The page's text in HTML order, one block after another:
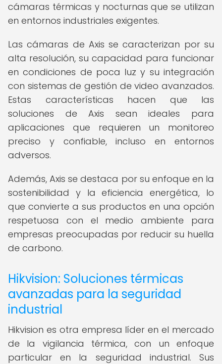
cámaras térmicas y nocturnas que se utilizan
en entornos industriales exigentes.
Las cámaras de Axis se caracterizan por su
alta resolución, su capacidad para funcionar
en condiciones de poca luz y su integración
con sistemas de gestión de video avanzados.
Estas características hacen que las
soluciones de Axis sean ideales para
aplicaciones que requieren un monitoreo
preciso y confiable, incluso en entornos
adversos.
Además, Axis se destaca por su enfoque en la
sostenibilidad y la eficiencia energética, lo
que convierte a sus productos en una opción
respetuosa con el medio ambiente para
empresas preocupadas por reducir su huella
de carbono.
Hikvision: Soluciones térmicas
avanzadas para la seguridad
industrial
Hikvision es otra empresa líder en el mercado
de la vigilancia térmica, con un enfoque
particular en la seguridad industrial. Sus